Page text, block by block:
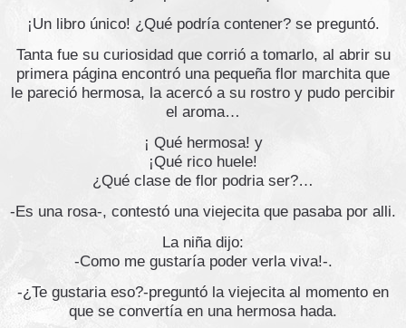
¡Un libro único! ¿Qué podría contener? se preguntó.
Tanta fue su curiosidad que corrió a tomarlo, al abrir su
primera página encontró una pequeña flor marchita que
le pareció hermosa, la acercó a su rostro y pudo percibir
el aroma…
¡ Qué hermosa! y
¡Qué rico huele!
¿Qué clase de flor podria ser?…
-Es una rosa-, contestó una viejecita que pasaba por alli.
La niña dijo:
-Como me gustaría poder verla viva!-.
-¿Te gustaria eso?-preguntó la viejecita al momento en
que se convertía en una hermosa hada.